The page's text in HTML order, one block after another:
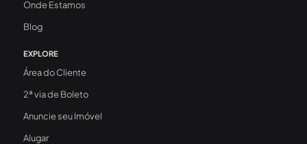
Onde Estamos
Blog
EXPLORE
Área do Cliente
2ª via de Boleto
Anuncie seu Imóvel
Alugar